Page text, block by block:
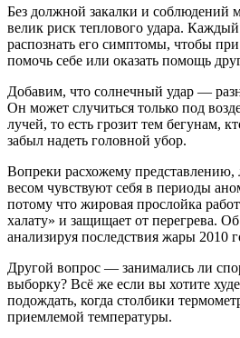
Без должной закалки и соблюдений
велик риск теплового удара.
распознать его симптомы, чтобы
помочь себе или оказать помощь
Добавим, что солнечный удар —
Он может случиться только под
лучей, то есть грозит тем бегунам,
забыл надеть головной убор.
Вопреки расхожему
весом чувствуют себя в периоды
потому что жировая прослойка
халату» и защищает от перегрева.
анализируя последствия жары 2010
Другой вопрос — занимались ли
выборку? Всё же если вы хотите
подождать, когда столбики
приемлемой температуры.